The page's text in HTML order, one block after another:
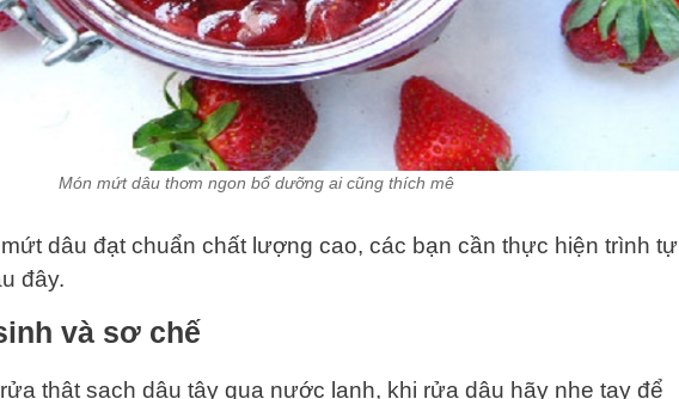
Món mứt dâu thơm ngon bổ dưỡng ai cũng thích mê
dâu đạt chuẩn chất lượng cao, các bạn cần thực hiện trình tự
đây.
và sơ chế
thật sạch dâu tây qua nước lạnh, khi rửa dâu hãy nhẹ tay để